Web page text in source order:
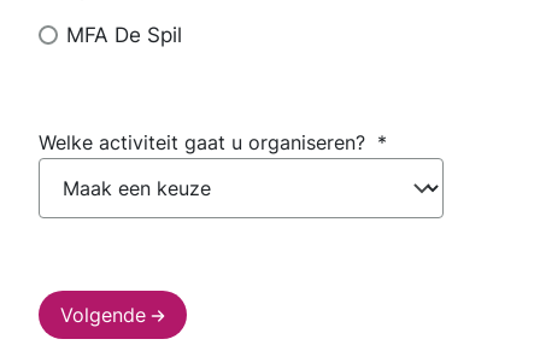
MFA De Spil
Welke activiteit gaat u organiseren? *
Volgende